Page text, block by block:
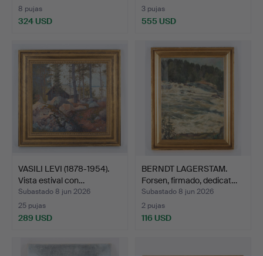
8 pujas
324 USD
3 pujas
555 USD
VASILI LEVI (1878-1954).
Vista estival con…
Subastado 8 jun 2026
25 pujas
289 USD
BERNDT LAGERSTAM.
Forsen, firmado, dedicat…
Subastado 8 jun 2026
2 pujas
116 USD